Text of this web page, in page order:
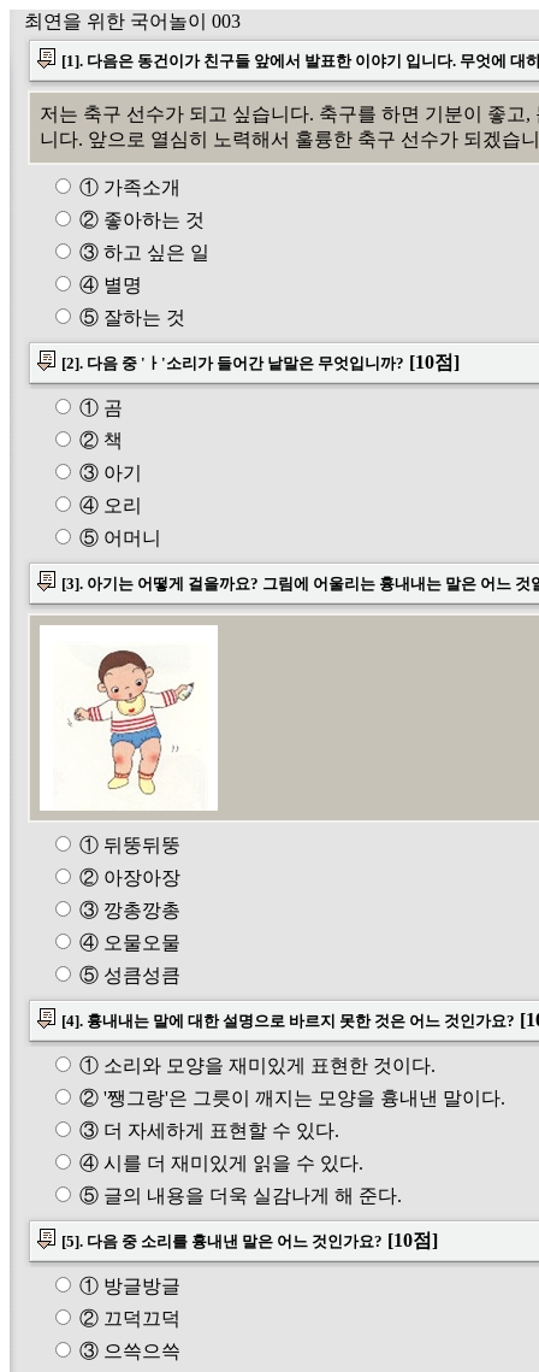
최연을 위한 국어놀이 003
[1]. 다음은 동건이가 친구들 앞에서 발표한 이야기 입니다. 무엇에 대
저는 축구 선수가 되고 싶습니다. 축구를 하면 기분이 좋고,
니다. 앞으로 열심히 노력해서 훌륭한 축구 선수가 되겠습
① 가족소개
② 좋아하는 것
③ 하고 싶은 일
④ 별명
⑤ 잘하는 것
[2]. 다음 중 'ㅏ'소리가 들어간 낱말은 무엇입니까? [10점]
① 곰
② 책
③ 아기
④ 오리
⑤ 어머니
[3]. 아기는 어떻게 걸을까요? 그림에 어울리는 흉내내는 말은 어느 것
① 뒤뚱뒤뚱
② 아장아장
③ 깡총깡총
④ 오물오물
⑤ 성큼성큼
[4]. 흉내내는 말에 대한 설명으로 바르지 못한 것은 어느 것인가요?
① 소리와 모양을 재미있게 표현한 것이다.
② '쨍그랑'은 그릇이 깨지는 모양을 흉내낸 말이다.
③ 더 자세하게 표현할 수 있다.
④ 시를 더 재미있게 읽을 수 있다.
⑤ 글의 내용을 더욱 실감나게 해 준다.
[5]. 다음 중 소리를 흉내낸 말은 어느 것인가요? [10점]
① 방글방글
② 끄덕끄덕
③ 으쓱으쓱